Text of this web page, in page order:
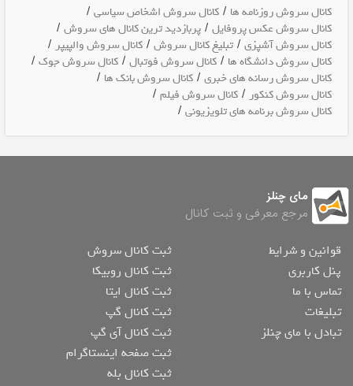
کانال سروش روزنامه ها /کانال سروش اشخاص سیاسی /
کانال سروش عکس پروفایل /پربازدید ترین کانال های سروش /
کانال سروش آشپزی /تبلیغ کانال سروش /کانال سروش والپیپر /
کانال سروش دانشگاه ها /کانال سروش فوتبال /کانال سروش جوک /
کانال سروش رسانه های خبری /کانال سروش بانک ها /
کانال سروش کنکور /کانال سروش فیلم /
کانال سروش برنامه های تلویزیونی /
مای چنلز
مرجع معرفی و ثبت کانال
قوانین و شرایط
پنل کاربری
تماس با ما
تبلیغات
تبادل با مای چنلز
ثبت کانال سروش
ثبت کانال روبیکا
ثبت کانال ایتا
ثبت کانال گپ
ثبت کانال آی گپ
ثبت صفحه اینستاگرام
ثبت کانال بله